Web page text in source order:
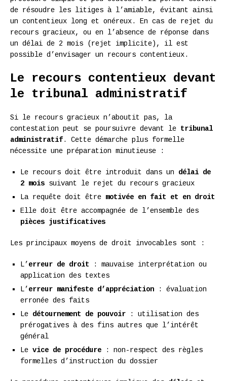
de résoudre les litiges à l’amiable, évitant ainsi
un contentieux long et onéreux. En cas de rejet du
recours gracieux, ou en l’absence de réponse dans
un délai de 2 mois (rejet implicite), il est
possible d’envisager un recours contentieux.
Le recours contentieux devant
le tribunal administratif
Si le recours gracieux n’aboutit pas, la
contestation peut se poursuivre devant le tribunal
administratif. Cette démarche plus formelle
nécessite une préparation minutieuse :
Le recours doit être introduit dans un délai de
2 mois suivant le rejet du recours gracieux
La requête doit être motivée en fait et en droit
Elle doit être accompagnée de l’ensemble des
pièces justificatives
Les principaux moyens de droit invocables sont :
L’ erreur de droit : mauvaise interprétation ou
application des textes
L’ erreur manifeste d’appréciation : évaluation
erronée des faits
Le détournement de pouvoir : utilisation des
prérogatives à des fins autres que l’intérêt
général
Le vice de procédure : non-respect des règles
formelles d’instruction du dossier